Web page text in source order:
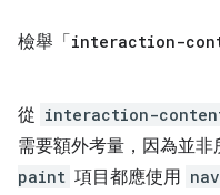
檢舉「interaction-
從 interaction-
需要額外考量，因為並非
paint 項目都應使用